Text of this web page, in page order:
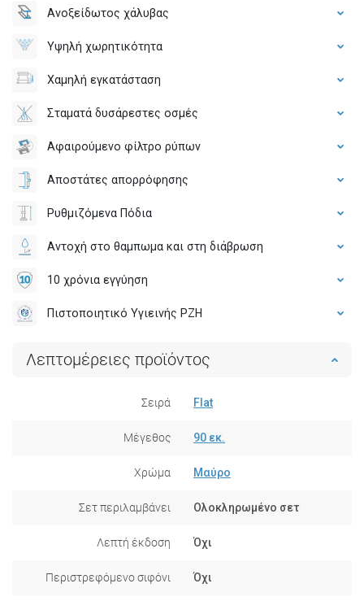
Ανοξείδωτος χάλυβας
Υψηλή χωρητικότητα
Χαμηλή εγκατάσταση
Σταματά δυσάρεστες οσμές
Αφαιρούμενο φίλτρο ρύπων
Αποστάτες απορρόφησης
Ρυθμιζόμενα Πόδια
Αντοχή στο θαμπωμα και στη διάβρωση
10 χρόνια εγγύηση
Πιστοποιητικό Υγιεινής PZH
Λεπτομέρειες προϊόντος
Σειρά Flat
Μέγεθος 90 εκ.
Χρώμα Μαύρο
Σετ περιλαμβάνει Ολοκληρωμένο σετ
Λεπτή έκδοση Όχι
Περιστρεφόμενο σιφόνι Όχι